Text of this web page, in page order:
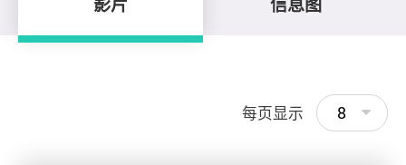
每页显示 8